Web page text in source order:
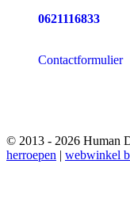
0621116833
Contactformulier
© 2013 - 2026 Human
herroepen | webwinkel